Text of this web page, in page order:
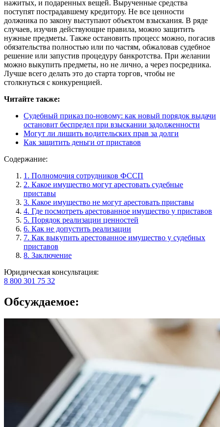
нажитых, и подаренных вещей. Вырученные средства
поступят пострадавшему кредитору. Не все ценности
должника по закону выступают объектом взыскания. В ряде
случаев, изучив действующие правила, можно защитить
нужные предметы. Также остановить процесс можно, погасив
обязательства полностью или по частям, обжаловав судебное
решение или запустив процедуру банкротства. При желании
можно выкупить предметы, но не лично, а через посредника.
Лучше всего делать это до старта торгов, чтобы не
столкнуться с конкуренцией.
Читайте также:
Судебный приказ по-новому: как новый порядок выдачи
остановит беспредел при взыскании задолженности
Могут ли лишить водительских прав за долги
Как защитить деньги от приставов
Содержание:
1. Полномочия сотрудников ФССП
2. Какое имущество могут арестовать судебные
приставы
3. Какое имущество не могут арестовать приставы
4. Где посмотреть арестованное имущество у приставов
5. Порядок реализации ценностей
6. Как не допустить реализации
7. Как выкупить арестованное имущество у судебных
приставов
8. Заключение
Юридическая консультация:
8 800 301 75 32
Обсуждаемое: